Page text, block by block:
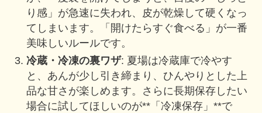
り感」が急速に失われ、皮が乾燥して硬くなっ
てしまいます。「開けたらすぐ食べる」が一番
美味しいルールです。
冷蔵・冷凍の裏ワザ: 夏場は冷蔵庫で冷やす
と、あんが少し引き締まり、ひんやりとした上
品な甘さが楽しめます。さらに長期保存したい
場合に試してほしいのが**「冷凍保存」**で